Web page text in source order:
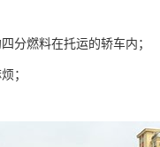
分燃料在托运的轿车内；
；